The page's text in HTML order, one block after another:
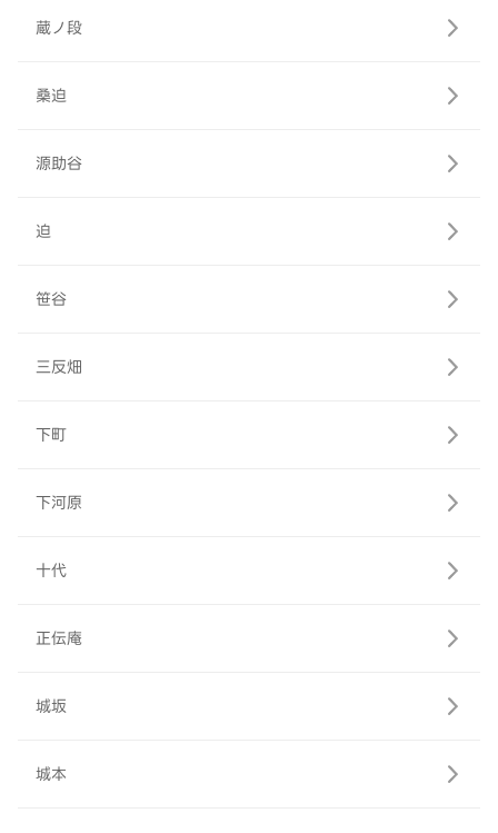
蔵ノ段
桑迫
源助谷
迫
笹谷
三反畑
下町
下河原
十代
正伝庵
城坂
城本